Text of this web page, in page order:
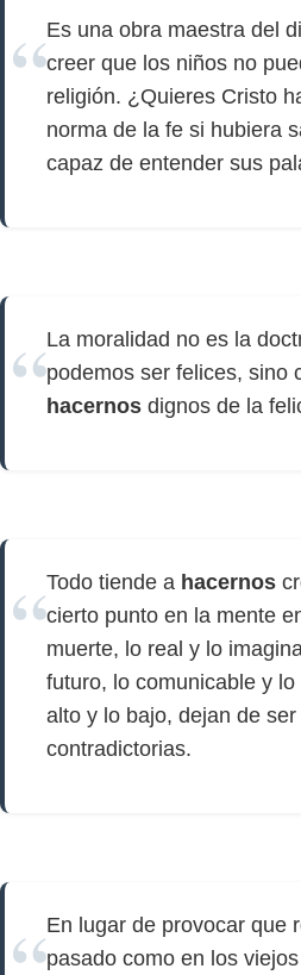
Es una obra maestra del
creer que los niños no
religión. ¿Quieres Cristo
norma de la fe si hubiera
capaz de entender sus
La moralidad no es la
podemos ser felices, sino
hacernos dignos de la
Todo tiende a hacernos
cierto punto en la mente
muerte, lo real y lo
futuro, lo comunicable y
alto y lo bajo, dejan de
contradictorias.
En lugar de provocar que
pasado como en los